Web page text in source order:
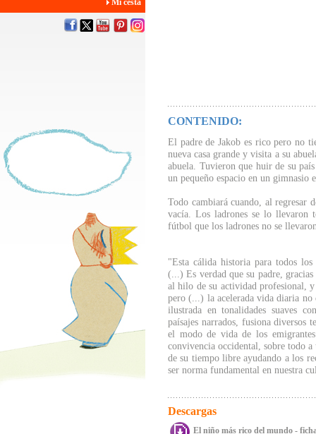
Mi cesta
CONTENIDO:
El padre de Jakob es rico pero no
nueva casa grande y visita a su
abuela. Tuvieron que huir de su
un pequeño espacio en un gimnasio
Todo cambiará cuando, al regresar
vacía. Los ladrones se lo llevaron
fútbol que los ladrones no se
"Esta cálida historia para todos
(...) Es verdad que su padre,
al hilo de su actividad profesional,
pero (...) la acelerada vida diaria
ilustrada en tonalidades suaves
paísajes narrados, fusiona diversos
el modo de vida de los
convivencia occidental, sobre todo
de su tiempo libre ayudando a los
ser norma fundamental en nuestra
Descargas
El niño más rico del mundo -